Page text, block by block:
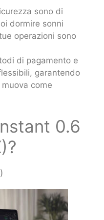
sono di
dormire sonni
operazioni sono
di pagamento e
garantendo
come
0.6